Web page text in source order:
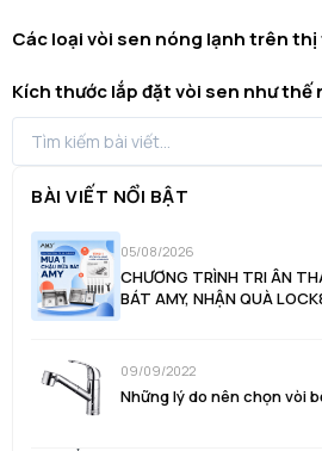
Các loại vòi sen nóng lạnh trên
Kích thước lắp đặt vòi sen như thế
BÀI VIẾT NỔI BẬT
05/08/2026
CHƯƠNG TRÌNH TRI ÂN
BÁT AMY, NHẬN QUÀ
09/09/2022
Những lý do nên chọn vòi